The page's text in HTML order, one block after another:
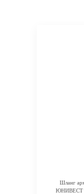
Шланг
ЮНИВЕСТ